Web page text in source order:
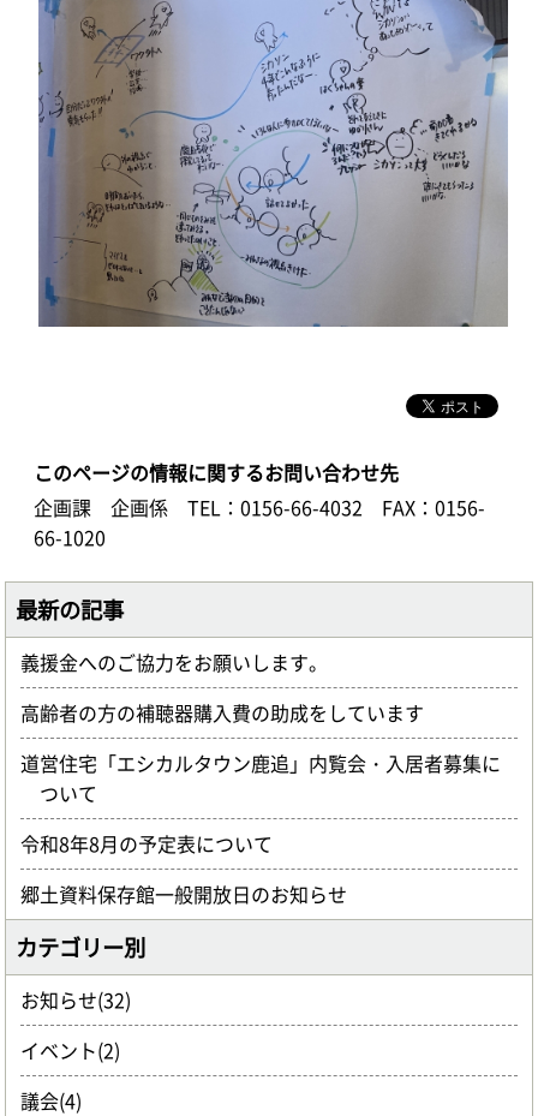
このページの情報に関するお問い合わせ先
企画課 企画係
TEL：0156-66-4032
FAX：0156-
66-1020
最新の記事
義援金へのご協力をお願いします。
高齢者の方の補聴器購入費の助成をしています
道営住宅「エシカルタウン鹿追」内覧会・入居者募集に
ついて
令和8年8月の予定表について
郷土資料保存館一般開放日のお知らせ
カテゴリー別
お知らせ(32)
イベント(2)
議会(4)